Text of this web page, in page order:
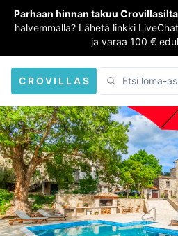
Parhaan hinnan takuu
halvemmalla? Lähetä linkki
ja varaa 100 €
CROVILLAS